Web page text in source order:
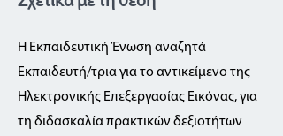
Η Εκπαιδευτική Ένωση αναζητά
Εκπαιδευτή/τρια για το αντικείμενο της
Ηλεκτρονικής Επεξεργασίας Εικόνας, για
τη διδασκαλία πρακτικών δεξιοτήτων